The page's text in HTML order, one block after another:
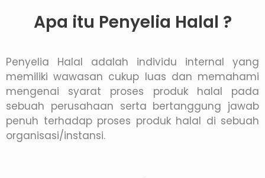
Apa itu Penyelia Halal ?
Penyelia Halal adalah individu internal yang
memiliki wawasan cukup luas dan memahami
mengenai syarat proses produk halal pada
sebuah perusahaan serta bertanggung jawab
penuh terhadap proses produk halal di sebuah
organisasi/instansi.